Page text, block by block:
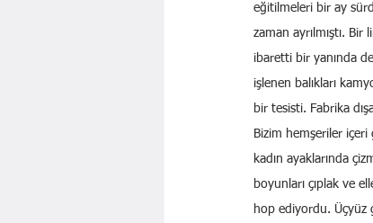
eğitilmeleri bir ay
zaman ayrılmıştı.
ibaretti bir yanında
işlenen balıkları
bir tesisti. Fabrika
Bizim hemşeriler içeri
kadın ayaklarında
boyunları çıplak ve
hop ediyordu. Üçyüz